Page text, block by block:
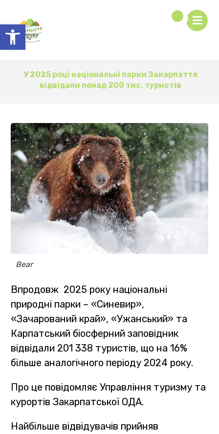
Відкрити Панель інструментів
У 2025 році національні парки Закарпаття
відвідали понад 200 тис. туристів
Bear
Впродовж 2025 року національні
природні парки – «Синевир»,
«Зачарований край», «Ужанський» та
Карпатський біосферний заповідник
відвідали 201 338 туристів, що на 16%
більше аналогічного періоду 2024 року.
Про це повідомляє Управління туризму та
курортів Закарпатської ОДА.
Найбільше відвідувачів прийняв